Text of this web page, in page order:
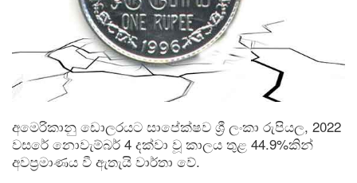
අමෙරිකානු ඩොලරයට සාපේක්ෂව ශ්‍රී ලංකා රුපියල, 2022
වසරේ නොවැම්බර් 4 දක්වා වූ කාලය තුළ 44.9%කින්
අවප්‍රමාණය වී ඇතැයි වාර්තා වේ.